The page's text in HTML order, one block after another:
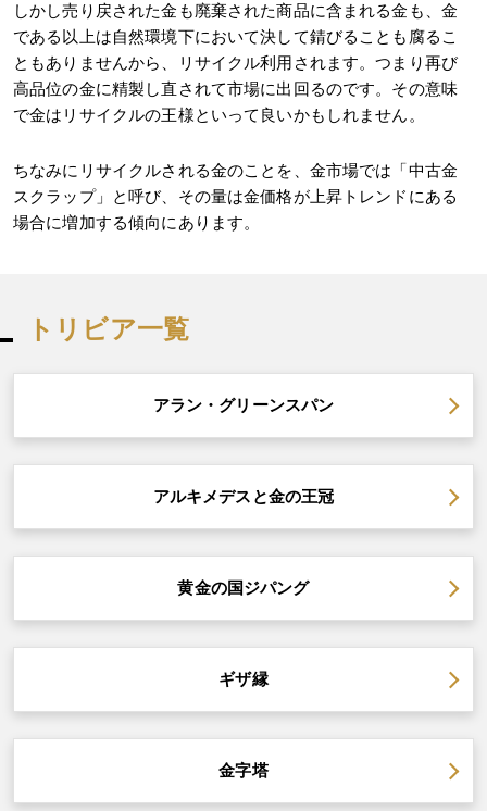
しかし売り戻された金も廃棄された商品に含まれる金も、金
である以上は自然環境下において決して錆びることも腐るこ
ともありませんから、リサイクル利用されます。つまり再び
高品位の金に精製し直されて市場に出回るのです。その意味
で金はリサイクルの王様といって良いかもしれません。
ちなみにリサイクルされる金のことを、金市場では「中古金
スクラップ」と呼び、その量は金価格が上昇トレンドにある
場合に増加する傾向にあります。
トリビア一覧
アラン・グリーンスパン
アルキメデスと金の王冠
黄金の国ジパング
ギザ縁
金字塔